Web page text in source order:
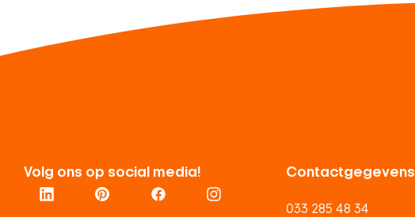
Volg ons op social media! Contactgegevens
033 285 48 34